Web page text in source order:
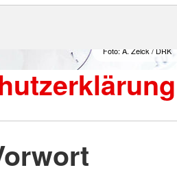
Foto: A. Zelck / DRK